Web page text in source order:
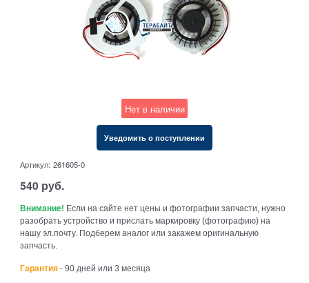
Нет в наличии
Уведомить о поступлении
Артикул: 261605-0
540 руб.
Внимание! Если на сайте нет цены и фотографии запчасти, нужно
разобрать устройство и прислать маркировку (фотографию) на
нашу эл.почту. Подберем аналог или закажем оригинальную
запчасть.
Гарантия - 90 дней или 3 месяца